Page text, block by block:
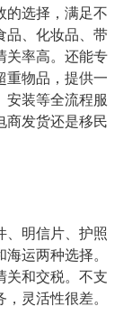
的选择，满足不
品、化妆品、带
关率高。还能专
重物品，提供一
安装等全流程服
商发货还是移民
、明信片、护照
运两种选择。
关和交税。不支
灵活性很差。